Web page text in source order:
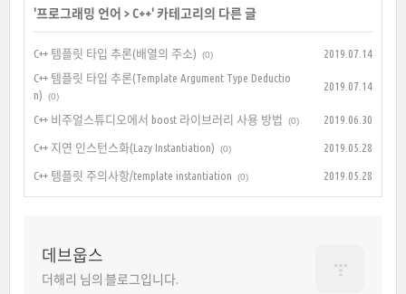
'프로그래밍 언어 >C++' 카테고리의 다른 글
C++ 템플릿 타입 추론(배열의 주소) (0)
2019.07.14
C++ 템플릿 타입 추론(Template Argument Type Deductio
n)
(0)
2019.07.14
C++ 비주얼스튜디오에서 boost 라이브러리 사용 방법 (0) 2019.06.30
C++ 지연 인스턴스화(Lazy Instantiation) (0) 2019.05.28
C++ 템플릿 주의사항/template instantiation (0) 2019.05.28
데브웁스
더해리 님의 블로그입니다.